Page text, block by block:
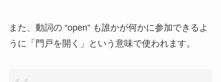
また、動詞の “open” も誰かが何かに参加できるよ
うに「門戸を開く」という意味で使われます。